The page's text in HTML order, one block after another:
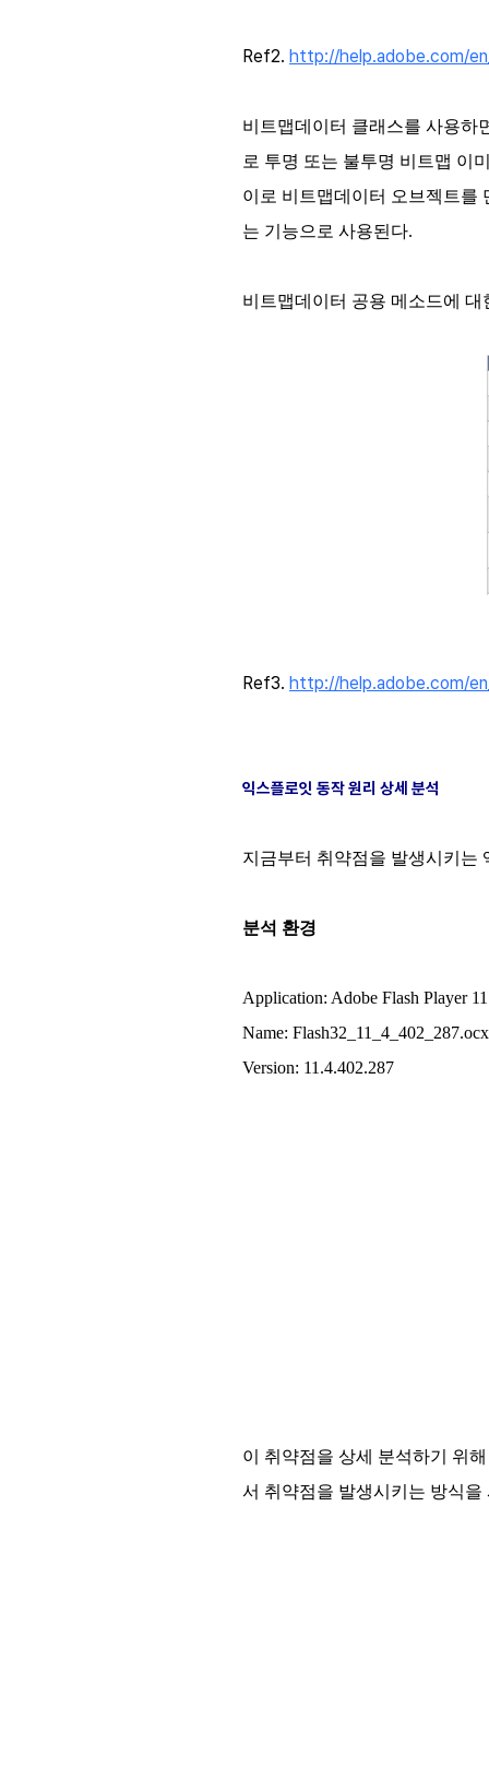
Ref2. http://help.adobe.com/
비트맵데이터 클래스를 사용하
로 투명 또는 불투명 비트맵 이
이로 비트맵데이터 오브젝트를
는 기능으로 사용된다.
비트맵데이터 공용 메소드에
Ref3. http://help.adobe.com/
익스플로잇 동작 원리 상세 분석
지금부터 취약점을 발생시키는
분석 환경
Application: Adobe Flash Player
Name: Flash32_11_4_402_287.ocx
Version: 11.4.402.287
이 취약점을 상세 분석하기 위
서 취약점을 발생시키는 방식을